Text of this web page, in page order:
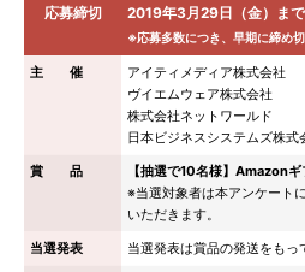
応募締切 2019年3月29日（金）まで
※応募多数につき、早期に締め
主 催
アイティメディア株式会社
ヴイエムウェア株式会社
株式会社ネットワールド
日本ビジネスシステムズ株式
賞 品
【抽選で10名様】Amazon
※当選対象者は本アンケート
いただきます。
当選発表
当選発表は賞品の発送をもっ